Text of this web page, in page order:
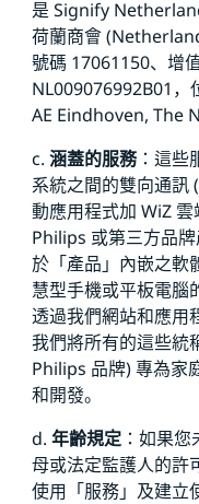
是 Signify
荷蘭商會
號碼 17061150、增
NL009076992B01
AE Eindhoven, The
c. 涵蓋的服務：這些
系統之間的雙向通訊
動應用程式加 WiZ 雲
Philips 或第三方品
於「產品」內嵌之軟
慧型手機或平板電腦
透過我們網站和應用
我們將所有的這些統
Philips 品牌) 專為家
和開發。
d. 年齡規定：如果您
母或法定監護人的許
使用「服務」及建立